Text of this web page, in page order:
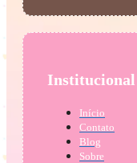
Institucional
Início
Contato
Blog
Sobre